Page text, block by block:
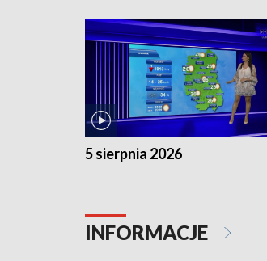
5 sierpnia 2026
INFORMACJE